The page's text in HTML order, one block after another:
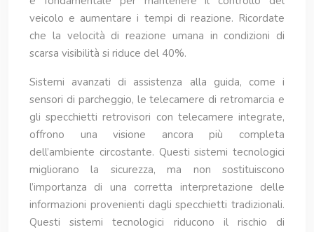
veicolo e aumentare i tempi di reazione. Ricordate
che la velocità di reazione umana in condizioni di
scarsa visibilità si riduce del 40%.
Sistemi avanzati di assistenza alla guida, come i
sensori di parcheggio, le telecamere di retromarcia e
gli specchietti retrovisori con telecamere integrate,
offrono una visione ancora più completa
dell’ambiente circostante. Questi sistemi tecnologici
migliorano la sicurezza, ma non sostituiscono
l’importanza di una corretta interpretazione delle
informazioni provenienti dagli specchietti tradizionali.
Questi sistemi tecnologici riducono il rischio di